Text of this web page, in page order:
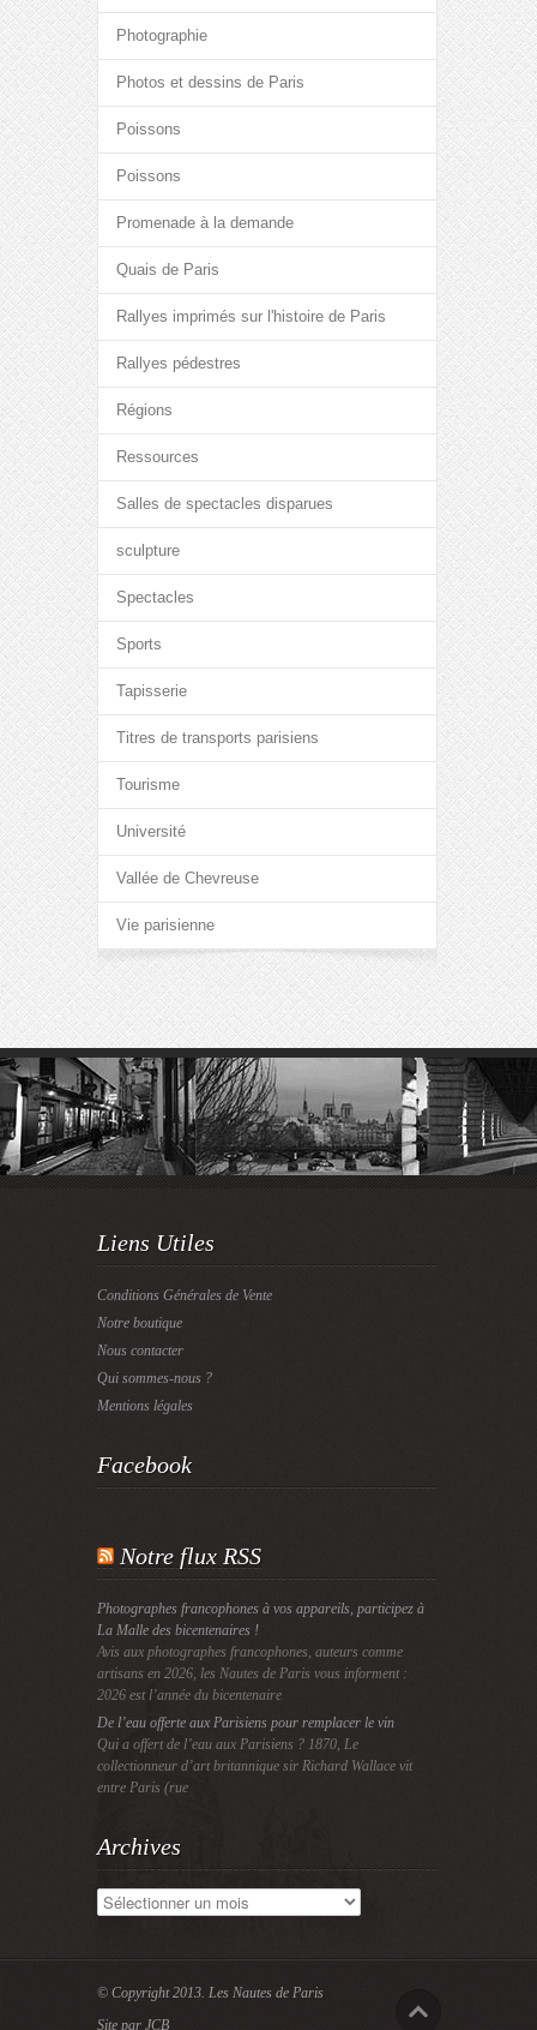
Photographie
Photos et dessins de Paris
Poissons
Poissons
Promenade à la demande
Quais de Paris
Rallyes imprimés sur l'histoire de Paris
Rallyes pédestres
Régions
Ressources
Salles de spectacles disparues
sculpture
Spectacles
Sports
Tapisserie
Titres de transports parisiens
Tourisme
Université
Vallée de Chevreuse
Vie parisienne
Liens Utiles
Conditions Générales de Vente
Notre boutique
Nous contacter
Qui sommes-nous ?
Mentions légales
Facebook
Notre flux RSS
Photographes francophones à vos appareils, participez à
La Malle des bicentenaires !
Avis aux photographes francophones, auteurs comme
artisans en 2026, les Nautes de Paris vous informent :
2026 est l’année du bicentenaire
De l’eau offerte aux Parisiens pour remplacer le vin
Qui a offert de l’eau aux Parisiens ? 1870, Le
collectionneur d’art britannique sir Richard Wallace vit
entre Paris (rue
Archives
Archives
© Copyright 2013. Les Nautes de Paris
Site par JCB